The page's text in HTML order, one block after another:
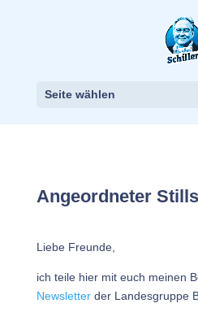
Seite wählen
Angeordneter
Liebe Freunde,
ich teile hier mit euch meinen
Newsletterder Landesgruppe